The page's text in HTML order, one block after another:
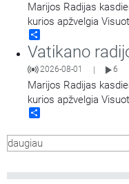
Marijos Radijas
kurios apžvelgia
Vatikano
2026-08-01 6
Marijos Radijas
kurios apžvelgia
daugiau